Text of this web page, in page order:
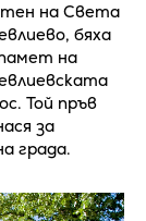
на Света
бяха
на
Той пръв
за
града.